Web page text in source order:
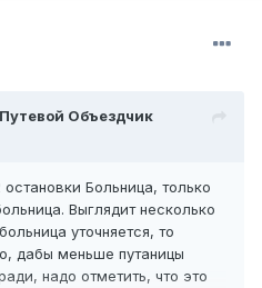
Путевой Объездчик
Больница, только
Выглядит несколько
уточняется, то
дабы меньше путаницы
надо отметить, что это